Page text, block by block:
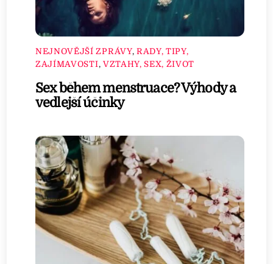
NEJNOVĚJŠÍ ZPRÁVY, RADY, TIPY,
ZAJÍMAVOSTI, VZTAHY, SEX, ŽIVOT
Sex během menstruace? Výhody a
vedlejší účinky